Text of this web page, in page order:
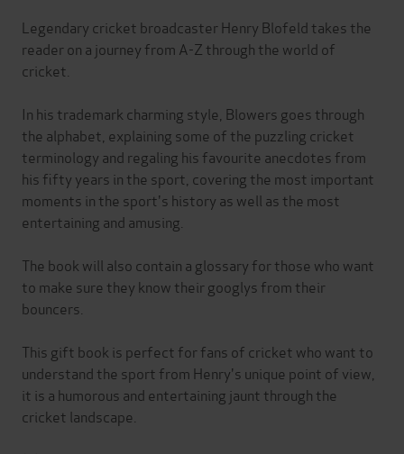
Legendary cricket broadcaster Henry Blofeld takes the
reader on a journey from A-Z through the world of
cricket.
In his trademark charming style, Blowers goes through
the alphabet, explaining some of the puzzling cricket
terminology and regaling his favourite anecdotes from
his fifty years in the sport, covering the most important
moments in the sport's history as well as the most
entertaining and amusing.
The book will also contain a glossary for those who want
to make sure they know their googlys from their
bouncers.
This gift book is perfect for fans of cricket who want to
understand the sport from Henry's unique point of view,
it is a humorous and entertaining jaunt through the
cricket landscape.